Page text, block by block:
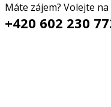
Máte zájem? Volejte
+420 602 230